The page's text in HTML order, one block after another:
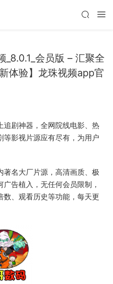
会员版 – 汇聚全
体验】龙珠视频app官
追剧神器，全网院线电影、热
影视片源应有尽有，为用户
名大厂片源，高清画质、极
告植入，无任何会员限制，
、观看历史等功能，每天更